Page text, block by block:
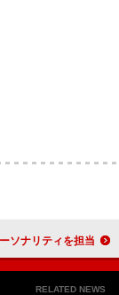
イトニッポン0』パーソナリティを担当
RELATED NEWS